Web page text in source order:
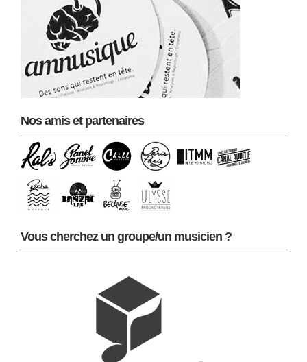
Nos amis et partenaires
Vous cherchez un groupe/un musicien ?